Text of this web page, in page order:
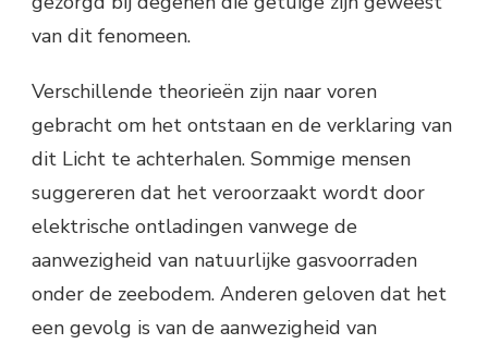
van dit fenomeen.
Verschillende theorieën zijn naar voren
gebracht om het ontstaan ​​en de verklaring van
dit Licht te achterhalen. Sommige mensen
suggereren dat het veroorzaakt wordt door
elektrische ontladingen vanwege de
aanwezigheid van natuurlijke gasvoorraden
onder de zeebodem. Anderen geloven dat het
een gevolg is van de aanwezigheid van